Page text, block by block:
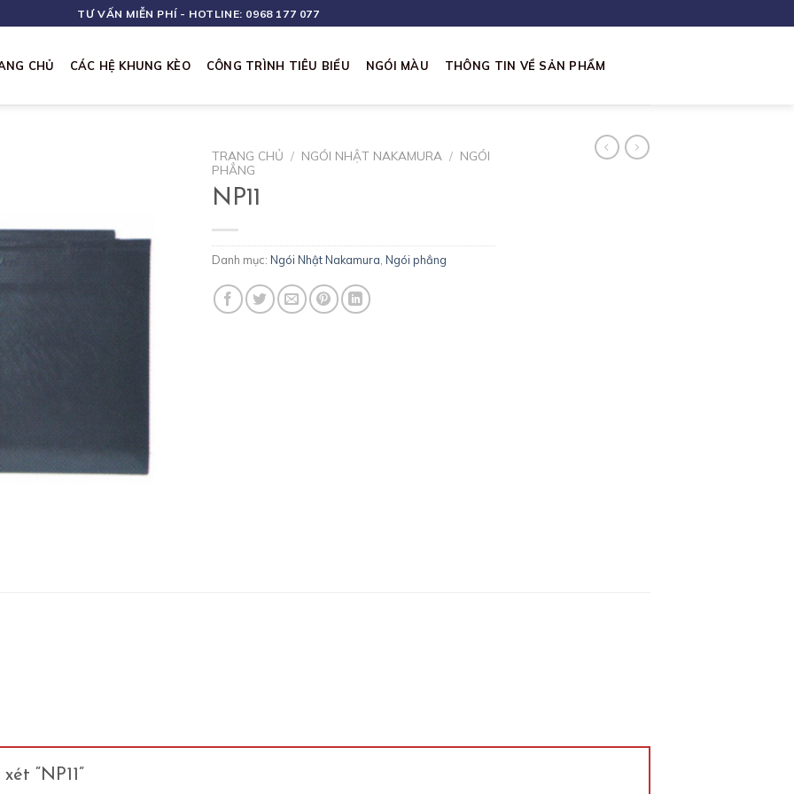
TƯ VẤN MIỄN PHÍ - HOTLINE: 0968 177 077
CHỦ CÁC HỆ KHUNG KÈO CÔNG TRÌNH TIÊU BIỂU NGÓI MÀU THÔNG TIN VỀ SẢN PHẨM
TRANG CHỦ / NGÓI NHẬT NAKAMURA / NGÓI
PHẲNG
NP11
Danh mục: Ngói Nhật Nakamura Ngói phẳng
“NP11”